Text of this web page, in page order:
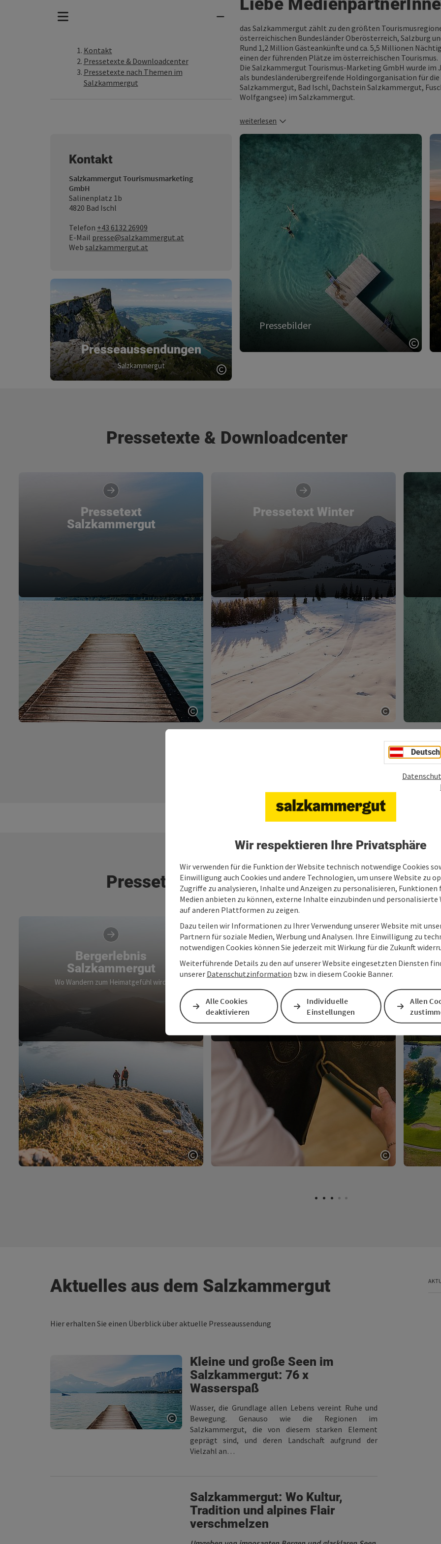
Kontakt
Pressetexte & Downloadcenter
Pressetexte nach Themen im
Salzkammergut
Liebe
das Salzkammergut zählt zu den größten
österreichischen Bundesländer Oberösterreich, Salzburg
Rund 1,2 Million Gästeankünfte und ca. 5,5 Millionen
einen der führenden Plätze im österreichischen Tourismus.
Die Salzkammergut Tourismus-Marketing GmbH wurde im
als bundesländerübergreifende Holdingorganisation für
Salzkammergut, Bad Ischl, Dachstein Salzkammergut,
Wolfgangsee) im Salzkammergut.
weiterlesen
Kontakt
Salzkammergut Tourismusmarketing
GmbH
Salinenplatz 1b
4820 Bad Ischl
Telefon +43 6132 26909
E-Mail presse@salzkammergut.at
Web salzkammergut.at
Presseaussendungen
Salzkammergut
Copyright öffnen
Pressebilder
Falls Sie Bilder zu bestimmten Themen
oder Aussendungen benötigen,
finden Sie hier eine Auswahl an Bildern, die
Sie verwenden dürfen.
Bitte beachten Sie unbedingt die korrekte
Angabe der Copyrights sowie die
Zuordnung der Bilder zu den jeweiligen
Aussendungen und Themen.
Die entsprechenden Copyright-Hinweise
finden Sie in der Bildbeschreibung.
zu den Bildern
Pressetexte & Downloadcenter
Pressetext
Salzkammergut
Copyright öffnen
Pressetext Winter
Copyright
Pressetexte nach Themen im
Bergerlebnis
Salzkammergut
Wo Wandern zum Heimatgefühl wird.
Copyright öffnen
Lebendige Kultur im
Salzkammergut
Copyright
Wo
Aktuelles aus dem Salzkammergut
Hier erhalten Sie einen Überblick über aktuelle Presseaussendung
Copyright öffnen
Kleine und große Seen im
Salzkammergut: 76 x
Wasserspaß
Wasser, die Grundlage allen Lebens vereint Ruhe und
Bewegung. Genauso wie die Regionen im
Salzkammergut, die von diesem starken Element
geprägt sind, und deren Landschaft aufgrund der
Vielzahl an…
Salzkammergut: Wo Kultur,
Tradition und alpines Flair
verschmelzen
Deutsch
Wir respektieren Ihre Privatsphäre
Wir verwenden für die Funktion der Website technisch notwendige Cookies
Einwilligung auch Cookies und andere Technologien, um unsere Website zu
Zugriffe zu analysieren, Inhalte und Anzeigen zu personalisieren, Funktionen
Medien anbieten zu können, externe Inhalte einzubinden und personalisierte
auf anderen Plattformen zu zeigen.
Dazu teilen wir Informationen zu Ihrer Verwendung unserer Website mit
Partnern für soziale Medien, Werbung und Analysen. Ihre Einwilligung zu
notwendigen Cookies können Sie jederzeit mit Wirkung für die Zukunft
Weiterführende Details zu den auf unserer Website eingesetzten Diensten
unserer Datenschutzinformation bzw. in diesem Cookie Banner.
Alle Cookies
deaktivieren
Individuelle
Einstellungen
Allen